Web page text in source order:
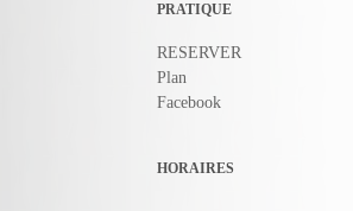
PRATIQUE
RESERVER
Plan
Facebook
HORAIRES